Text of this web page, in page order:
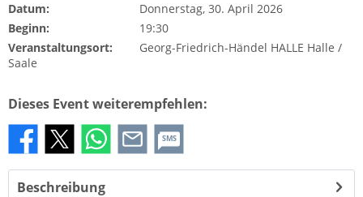
Datum:
Donnerstag, 30. April 2026
Beginn:
19:30
Veranstaltungsort:
Georg-Friedrich-Händel HALLE Halle /
Saale
Dieses Event weiterempfehlen:
SMS
Beschreibung